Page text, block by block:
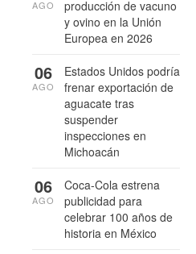
producción de vacuno
y ovino en la Unión
Europea en 2026
AGO
Estados Unidos podría
frenar exportación de
aguacate tras
suspender
inspecciones en
Michoacán
06
AGO
Coca-Cola estrena
publicidad para
celebrar 100 años de
historia en México
06
AGO